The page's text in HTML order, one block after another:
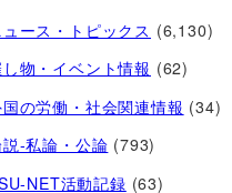
ュース・トピックス (6,130)
物・イベント情報 (62)
の労働・社会関連情報 (34)
-私論・公論 (793)
NET活動記録 (63)